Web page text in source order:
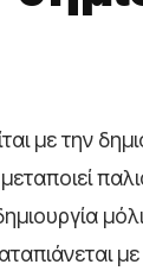
με την